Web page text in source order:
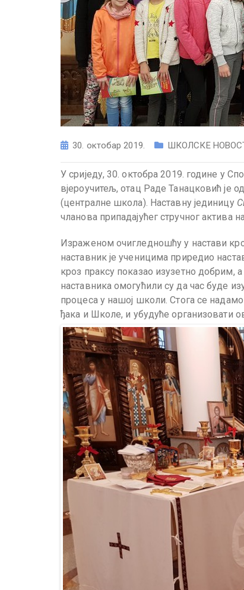
30. октобар 2019. ШКОЛСКЕ
У сриједу, 30. октобра 2019. године у
вјероучитељ, отац Раде Танацковић је
(централне школа). Наставну јединицу
чланова припадајућег стручног актива
Израженом очигледношћу у настави
наставник је ученицима приредио
кроз праксу показао изузетно добрим,
наставника омогућили су да час буде
процеса у нашој школи. Стога се
ђака и Школе, и убудуће организовати